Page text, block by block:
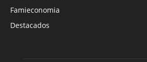
Famieconomia
Destacados